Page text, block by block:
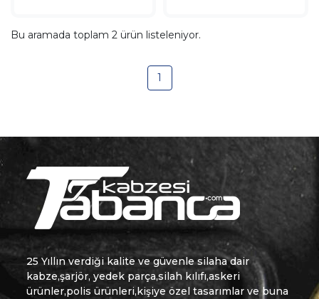
Bu aramada toplam 2 ürün listeleniyor.
1
25 Yıllın verdiği kalite ve güvenle silaha dair
kabze,şarjör, yedek parça,silah kılıfı,askeri
ürünler,polis ürünleri,kişiye özel tasarımlar ve buna